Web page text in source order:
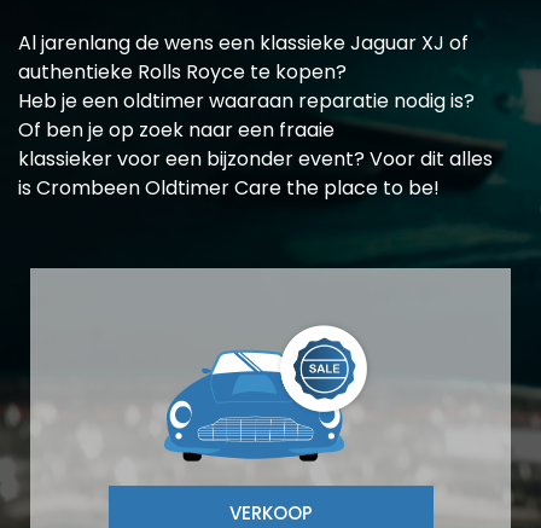
Al jarenlang de wens een klassieke Jaguar XJ of
authentieke Rolls Royce te kopen?
Heb je een oldtimer waaraan reparatie nodig is?
Of ben je op zoek naar een fraaie
klassieker voor een bijzonder event? Voor dit alles
is Crombeen Oldtimer Care the place to be!
VERKOOP